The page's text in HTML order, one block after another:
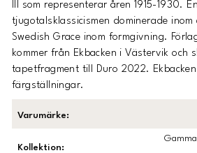
III som representerar åren 1915-1930.
tjugotalsklassicismen dominerade inom
Swedish Grace inom formgivning.
kommer från Ekbacken i Västervik och
tapetfragment till Duro 2022.
färgställningar.
Varumärke:
Kollektion: